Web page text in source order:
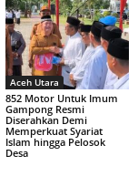
Aceh Utara
852 Motor Untuk Imum
Gampong Resmi
Diserahkan Demi
Memperkuat Syariat
Islam hingga Pelosok
Desa